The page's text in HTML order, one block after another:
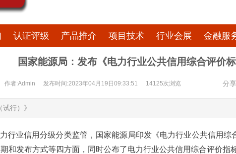
认证评级 产品推介 项目技术 行业会展 金融服
国家能源局：发布《电力行业公共信用综合评价标
作者:Admin 发布时间:2023年04月19日09:33:51 14125次浏览 分
行）》
行业信用分级分类监管，国家能源局印发《电力行业公共信用
和发布方式等四方面，同时公布了电力行业公共信用综合评价指标